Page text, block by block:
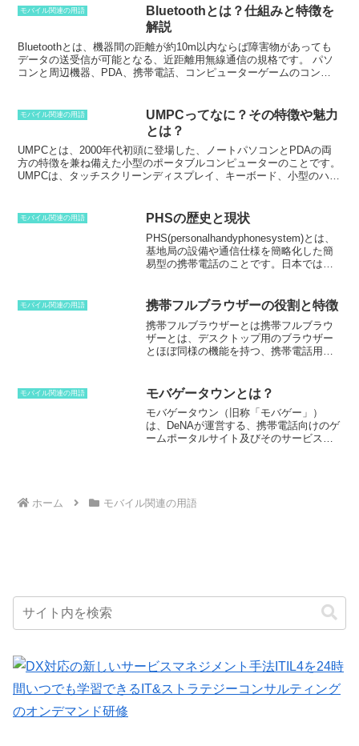
MD（ミニディスク）やCD（コンパクトディスク）などのメディアが
開発され、DAPもそれに対応する機種が発売された。2000年代に入
ハードディスクドライブ
発達により、DAPの容量は飛躍的に向上した。これに伴い、DAPで
再生できる音楽データの量も増大し、DAPはより多機能になった。
また、インターネットの普及により、音楽データをオンラインで配信
モバイル関連の用語
Bluetoothとは？仕組みと特徴を
解説
Bluetoothとは、機器間の距離が約10m以内ならば障害物があっても
データの送受信が可能となる、近距離用無線通信の規格です。
パソ
コンと周辺機器、PDA、携帯電話、コンピューターゲームのコント
用されていました。その後、他のメーカーもBluetoothを採用し、現
在では広く普及しています。Bluetoothは、2.4GHz帯の電波を使用し
ており、最大10Mbpsのデータ転送速度を実現しています。また、
Bluetoothは、ペアリングという仕組みを採用しており、機器同士を
ペアリングすることで、安全にデータを送受信することができます。
Bluetoothは、コードレスでデータを送受信できるため、非常に便利
モバイル関連の用語
UMPCってなに？その特徴や魅力
とは？
UMPCとは、2000年代初頭に登場した、ノートパソコンとPDAの両
方の特徴を兼ね備えた小型のポータブルコンピューターのことです。
UMPCは、タッチスクリーンディスプレイ、キーボード、小型のハー
やバッテリー駆動時間が不足しているという課題もありました。その
ため、UMPCは市場で成功することはできず、やがて姿を消しまし
た。しかし、UMPCの技術は、今日のスマートフォンの開発に活かさ
モバイル関連の用語 PHSの歴史と現状
PHS(personalhandyphonesystem)とは、
基地局の設備や通信仕様を簡略化した簡
易型の携帯電話のことです。日本では法
帯電話に比べ本体価格・通話料ともに安
価なため都市部を中心に普及しました
が、携帯電話の低価格化が進み、平成9年
（1997）をピークに加入者数が減少しま
した。以降は高速データ通信を主とする
モバイル関連の用語 携帯フルブラウザーの役割と特徴
携帯フルブラウザーとは携帯フルブラウ
ザーとは、デスクトップ用のブラウザー
とほぼ同様の機能を持つ、携帯電話用ブ
おり、パソコンのブラウザと同様にウェ
ブサイトを閲覧することができます。携
帯フルブラウザーは、携帯電話のOSに標
準搭載されているブラウザーとは異な
り、別途インストールする必要がありま
モバイル関連の用語 モバゲータウンとは？
モバゲータウン（旧称「モバゲー」）
は、DeNAが運営する、携帯電話向けのゲ
ームポータルサイト及びそのサービスで
間交流の活発さや、リアルタイム対人型
であったが、2006年頃からはオリジナル
ゲームの開発にも力を入れるようになっ
た。2012年には、ソーシャルゲーム向け
り活発になった。2015年には、モバゲー
の名称を「モバゲータウン」に変更し、
スマートフォン向けゲームの提供にも力
ホーム モバイル関連の用語